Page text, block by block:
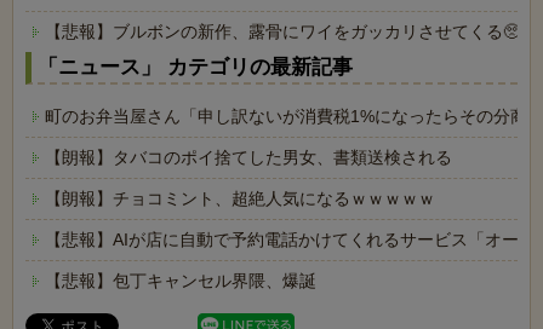
【悲報】ブルボンの新作、露骨にワイをガッカリさせてくる🥺🌰
「ニュース」 カテゴリの最新記事
町のお弁当屋さん「申し訳ないが消費税1%になったらその分
【朗報】タバコのポイ捨てした男女、書類送検される
【朗報】チョコミント、超絶人気になるｗｗｗｗｗ
【悲報】AIが店に自動で予約電話かけてくれるサービス「オー
【悲報】包丁キャンセル界隈、爆誕